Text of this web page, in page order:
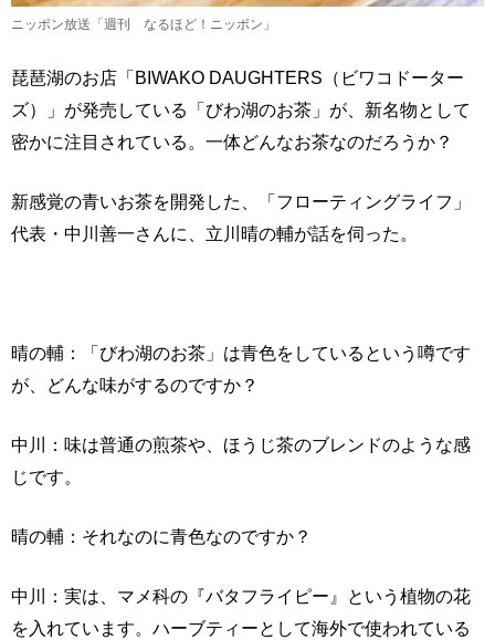
ニッポン放送「週刊 なるほど！ニッポン」
琵琶湖のお店「BIWAKO DAUGHTERS（ビワコドーター
ズ）」が発売している「びわ湖のお茶」が、新名物として
密かに注目されている。一体どんなお茶なのだろうか？
新感覚の青いお茶を開発した、「フローティングライフ」
代表・中川善一さんに、立川晴の輔が話を伺った。
晴の輔：「びわ湖のお茶」は青色をしているという噂です
が、どんな味がするのですか？
中川：味は普通の煎茶や、ほうじ茶のブレンドのような感
じです。
晴の輔：それなのに青色なのですか？
中川：実は、マメ科の『バタフライピー』という植物の花
を入れています。ハーブティーとして海外で使われている